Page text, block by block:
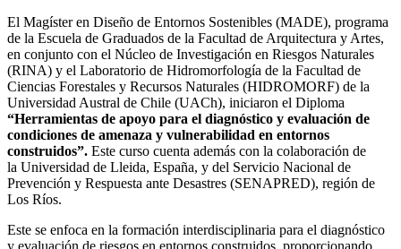
El Magíster en Diseño de Entornos Sostenibles (MADE), programa
de la Escuela de Graduados de la Facultad de Arquitectura y Artes,
en conjunto con el Núcleo de Investigación en Riesgos Naturales
(RINA) y el Laboratorio de Hidromorfología de la Facultad de
Ciencias Forestales y Recursos Naturales (HIDROMORF) de la
Universidad Austral de Chile (UACh), iniciaron el Diploma
“Herramientas de apoyo para el diagnóstico y evaluación de
condiciones de amenaza y vulnerabilidad en entornos
construidos”. Este curso cuenta además con la colaboración de
la Universidad de Lleida, España, y del Servicio Nacional de
Prevención y Respuesta ante Desastres (SENAPRED), región de
Los Ríos.
Este se enfoca en la formación interdisciplinaria para el diagnóstico
y evaluación de riesgos en entornos construidos, proporcionando